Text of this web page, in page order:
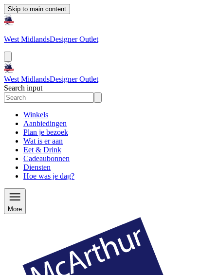
Skip to main content
West MidlandsDesigner Outlet
West MidlandsDesigner Outlet
Search input
Winkels
Aanbiedingen
Plan je bezoek
Wat is er aan
Eet & Drink
Cadeaubonnen
Diensten
Hoe was je dag?
More